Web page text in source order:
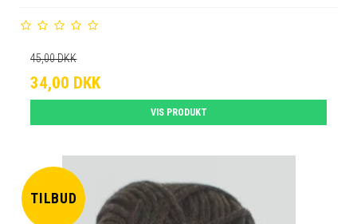
45,00 DKK
34,00 DKK
VIS PRODUKT
TILBUD